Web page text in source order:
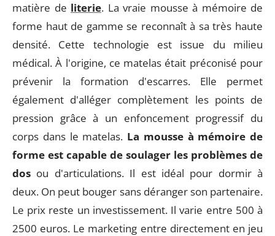
matière de literie. La vraie mousse à mémoire de
forme haut de gamme se reconnaît à sa très haute
densité. Cette technologie est issue du milieu
médical. À l'origine, ce matelas était préconisé pour
prévenir la formation d'escarres. Elle permet
également d'alléger complètement les points de
pression grâce à un enfoncement progressif du
corps dans le matelas. La mousse à mémoire de
forme est capable de soulager les problèmes de
dos ou d'articulations. Il est idéal pour dormir à
deux. On peut bouger sans déranger son partenaire.
Le prix reste un investissement. Il varie entre 500 à
2500 euros. Le marketing entre directement en jeu